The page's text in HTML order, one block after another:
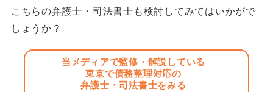
こちらの弁護士・司法書士も検討してみてはいかがで
しょうか？
当メディアで監修・解説している
東京で債務整理対応の
弁護士・司法書士をみる